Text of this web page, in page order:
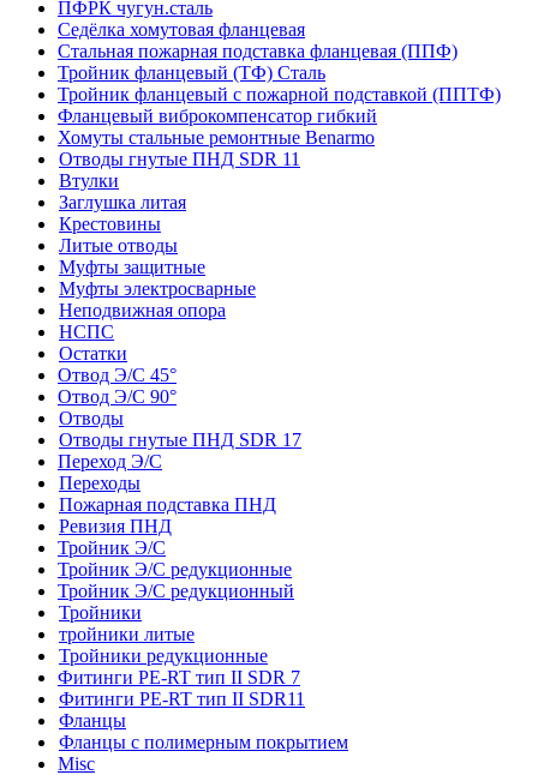
ПФРК чугун.сталь
Седёлка хомутовая фланцевая
Стальная пожарная подставка фланцевая (ППФ)
Тройник фланцевый (ТФ) Сталь
Тройник фланцевый с пожарной подставкой (ППТФ)
Фланцевый виброкомпенсатор гибкий
Хомуты стальные ремонтные Benarmo
Отводы гнутые ПНД SDR 11
Втулки
Заглушка литая
Крестовины
Литые отводы
Муфты защитные
Муфты электросварные
Неподвижная опора
НСПС
Остатки
Отвод Э/С 45°
Отвод Э/С 90°
Отводы
Отводы гнутые ПНД SDR 17
Переход Э/С
Переходы
Пожарная подставка ПНД
Ревизия ПНД
Тройник Э/С
Тройник Э/С редукционные
Тройник Э/С редукционный
Тройники
тройники литые
Тройники редукционные
Фитинги PE-RT тип II SDR 7
Фитинги PE-RT тип II SDR11
Фланцы
Фланцы с полимерным покрытием
Misc